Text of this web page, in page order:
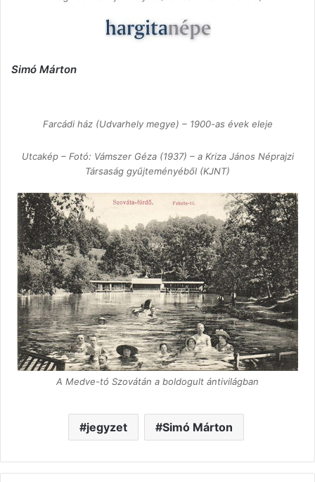
Simó Márton
Farcádi ház (Udvarhely megye) – 1900-as évek eleje
Utcakép – Fotó: Vámszer Géza (1937) – a Kriza János Néprajzi
Társaság gyűjteményéből (KJNT)
A Medve-tó Szovátán a boldogult ántivilágban
jegyzet Simó Márton